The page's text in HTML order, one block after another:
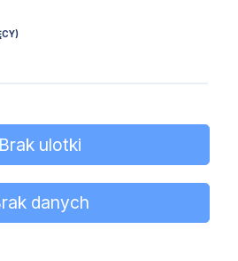
Brak ulotki
danych